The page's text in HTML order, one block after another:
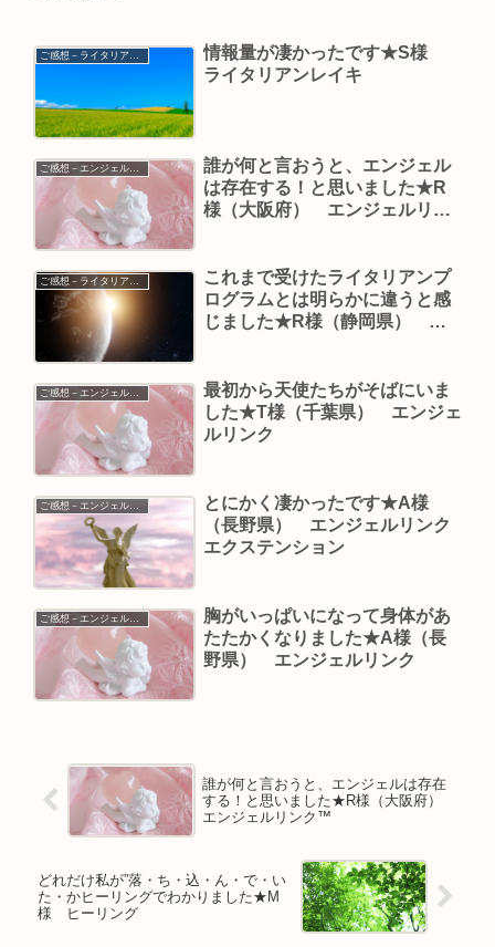
ご感想－ライタリアンレイキ
情報量が凄かったです★S様
ライタリアンレイキ
誰が何と言おうと、エンジェル
は存在する！と思いました★R
様（大阪府） エンジェルリン
これまで受けたライタリアンプ
ログラムとは明らかに違うと感
じました★R様（静岡県） ラ
ご感想－エンジェルリンク
最初から天使たちがそばにいま
した★T様（千葉県） エンジェ
ルリンク
ご感想－エンジェルリンクエクステンション
とにかく凄かったです★A様
（長野県） エンジェルリンク
エクステンション
胸がいっぱいになって身体があ
たたかくなりました★A様（長
野県） エンジェルリンク
誰が何と言おうと、エンジェルは存在
する！と思いました★R様（大阪府）
エンジェルリンク™
どれだけ私が”落・ち・込・ん・で・い
た・かヒーリングでわかりました★M
様 ヒーリング